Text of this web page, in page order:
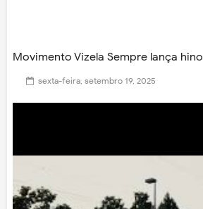
Movimento Vizela Sempre lança hino
sexta-feira, setembro 19, 2025